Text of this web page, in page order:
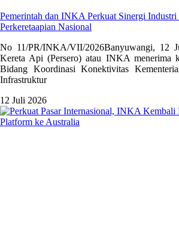
Pemerintah dan INKA Perkuat Sinergi Industri
Perkeretaapian Nasional
No 11/PR/INKA/VII/2026Banyuwangi, 12
Kereta Api (Persero) atau INKA menerima
Bidang Koordinasi Konektivitas
Infrastruktur
12 Juli 2026